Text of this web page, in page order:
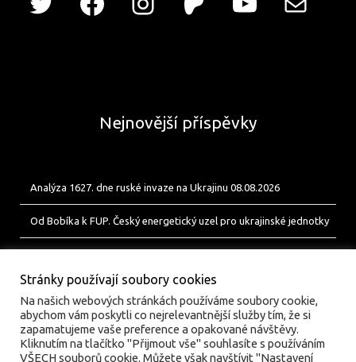
Nejnovější příspěvky
Analýza 1627. dne ruské invaze na Ukrajinu 08.08.2026
Od Bobíka k FUP. Český energetický uzel pro ukrajinské jednotky
Stránky používají soubory cookies
Na našich webových stránkách používáme soubory cookie,
abychom vám poskytli co nejrelevantnější služby tím, že si
zapamatujeme vaše preference a opakované návštěvy.
Kliknutím na tlačítko "Přijmout vše" souhlasíte s používáním
VŠECH souborů cookie. Můžete však navštívit "Nastavení